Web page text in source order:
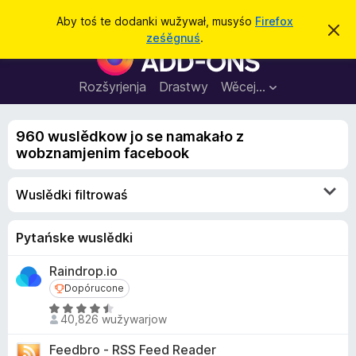
Aby toś te dodanki wužywał, musyśo Firefox
ześěgnuś.
T
p
c
D
o
d
a
k
i
B
Rozšyrjenja Drastwy Wěcej…
t
960 wuslědkow jo se namakało z
wobznamjenim facebook
Wuslědki filtrowaś
Pytańske wuslědki
Raindrop.io
Dopórucone
Dopórucone
Z
4
.
40,826 wužywarjow
Feedbro - RSS Feed Reader